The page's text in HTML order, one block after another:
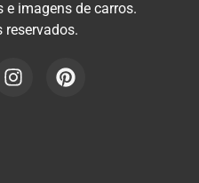
e imagens de carros.
reservados.